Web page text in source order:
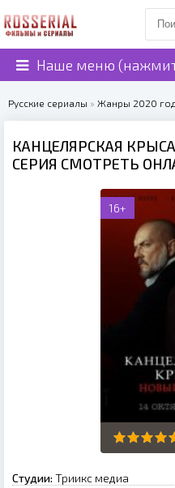
Наше меню
Русские сериалы » Жанры 2020
КАНЦЕЛЯРСКАЯ КРЫСА
СЕРИЯ СМОТРЕТЬ
16+
Студии: Триикс медиа